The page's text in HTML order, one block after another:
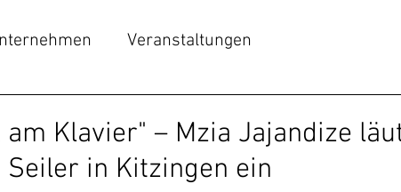
Veranstaltungen
Klavier" – Mzia Jajandize
in Kitzingen ein